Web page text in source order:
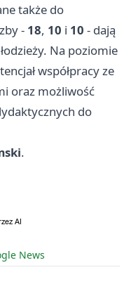
także do
- 18, 10 i 10 - dają
Na poziomie
współpracy ze
oraz możliwość
do
.
News